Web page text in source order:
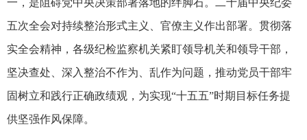
五次全会对持续整治形式主义、官僚主义作出部署。贯彻落
实全会精神，各级纪检监察机关紧盯领导机关和领导干部，
坚决查处、深入整治不作为、乱作为问题，推动党员干部牢
固树立和践行正确政绩观，为实现“十五五”时期目标任务提
供坚强作风保障。